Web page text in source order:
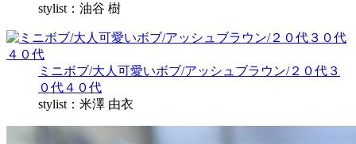
stylist：油谷 樹
ミニボブ/大人可愛いボブ/アッシュブラウン/２０代３
０代４０代
stylist：米澤 由衣